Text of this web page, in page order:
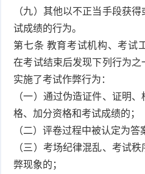
（九）其他以不正当手段获
试成绩的行为。
第七条 教育考试机构、考试
在考试结束后发现下列行为
实施了考试作弊行为：
（一）通过伪造证件、证明
格、加分资格和考试成绩的；
（二）评卷过程中被认定为答
（三）考场纪律混乱、考试
弊现象的；